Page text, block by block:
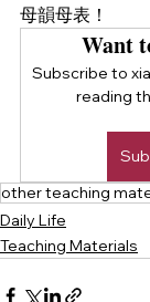
母韻母表！
Want
Subscribe to
reading
other teaching
Daily Life
Teaching Materials